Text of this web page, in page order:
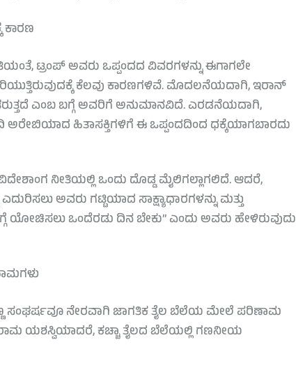
ಕಾರಣ
ಟ್ರಂಪ್ ಅವರು ಒಪ್ಪಂದದ ವಿವರಗಳನ್ನು ಈಗಾಗಲೇ
ಕೆಲವು ಕಾರಣಗಳಿವೆ. ಮೊದಲನೆಯದಾಗಿ, ಇರಾನ್
ಎಂಬ ಬಗ್ಗೆ ಅವರಿಗೆ ಅನುಮಾನವಿದೆ. ಎರಡನೆಯದಾಗಿ,
ಅರೇಬಿಯಾದ ಹಿತಾಸಕ್ತಿಗಳಿಗೆ ಈ ಒಪ್ಪಂದದಿಂದ ಧಕ್ಕೆಯಾಗಬಾರದು
ನೀತಿಯಲ್ಲಿ ಒಂದು ದೊಡ್ಡ ಮೈಲಿಗಲ್ಲಾಗಲಿದೆ. ಆದರೆ,
ಅವರು ಗಟ್ಟಿಯಾದ ಸಾಕ್ಷ್ಯಾಧಾರಗಳನ್ನು ಮತ್ತು
ಯೋಚಿಸಲು ಒಂದೆರಡು ದಿನ ಬೇಕು” ಎಂದು ಅವರು ಹೇಳಿರುವುದು
ಸಂಘರ್ಷವೂ ನೇರವಾಗಿ ಜಾಗತಿಕ ತೈಲ ಬೆಲೆಯ ಮೇಲೆ ಪರಿಣಾಮ
ಯಶಸ್ವಿಯಾದರೆ, ಕಚ್ಚಾ ತೈಲದ ಬೆಲೆಯಲ್ಲಿ ಗಣನೀಯ